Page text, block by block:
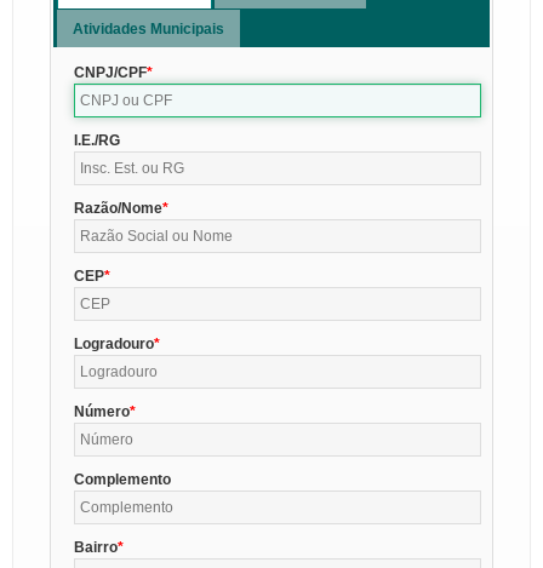
Atividades Municipais
CNPJ/CPF
I.E./RG
Razão/Nome
CEP
Logradouro
Número
Complemento
Bairro